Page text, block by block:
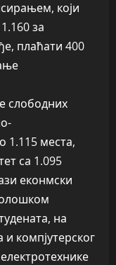
који
за
плаћати 400
слободних
1.115 места,
са 1.095
еконмски
на
компјутерског